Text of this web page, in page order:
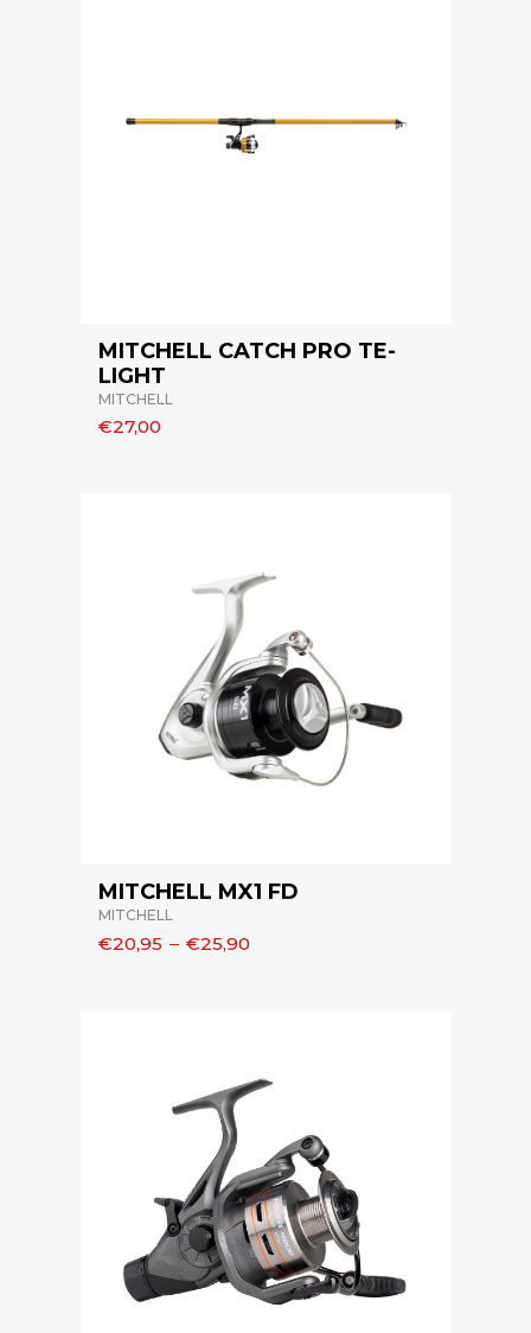
MITCHELL CATCH PRO TE-
LIGHT
MITCHELL
€27,00
MITCHELL MX1 FD
MITCHELL
€20,95 – €25,90